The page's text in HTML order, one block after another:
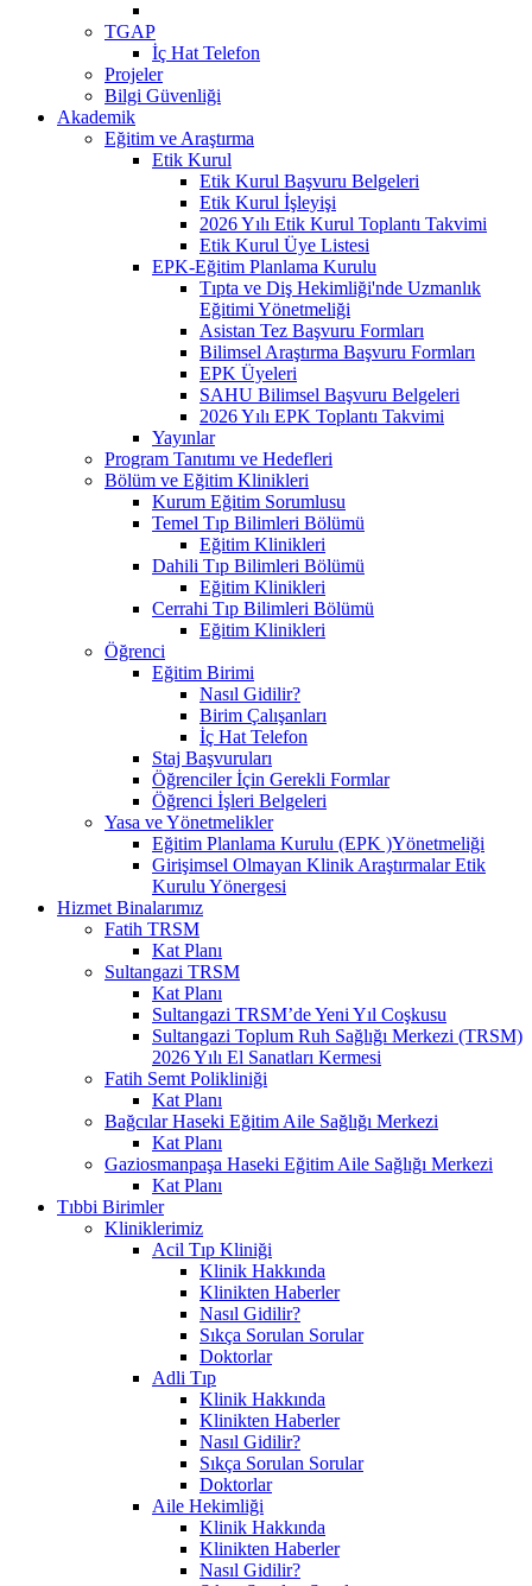
TGAP
İç Hat Telefon
Projeler
Bilgi Güvenliği
Akademik
Eğitim ve Araştırma
Etik Kurul
Etik Kurul Başvuru Belgeleri
Etik Kurul İşleyişi
2026 Yılı Etik Kurul Toplantı Takvimi
Etik Kurul Üye Listesi
EPK-Eğitim Planlama Kurulu
Tıpta ve Diş Hekimliği'nde Uzmanlık
Eğitimi Yönetmeliği
Asistan Tez Başvuru Formları
Bilimsel Araştırma Başvuru Formları
EPK Üyeleri
SAHU Bilimsel Başvuru Belgeleri
2026 Yılı EPK Toplantı Takvimi
Yayınlar
Program Tanıtımı ve Hedefleri
Bölüm ve Eğitim Klinikleri
Kurum Eğitim Sorumlusu
Temel Tıp Bilimleri Bölümü
Eğitim Klinikleri
Dahili Tıp Bilimleri Bölümü
Eğitim Klinikleri
Cerrahi Tıp Bilimleri Bölümü
Eğitim Klinikleri
Öğrenci
Eğitim Birimi
Nasıl Gidilir?
Birim Çalışanları
İç Hat Telefon
Staj Başvuruları
Öğrenciler İçin Gerekli Formlar
Öğrenci İşleri Belgeleri
Yasa ve Yönetmelikler
Eğitim Planlama Kurulu (EPK )Yönetmeliği
Girişimsel Olmayan Klinik Araştırmalar Etik
Kurulu Yönergesi
Hizmet Binalarımız
Fatih TRSM
Kat Planı
Sultangazi TRSM
Kat Planı
Sultangazi TRSM’de Yeni Yıl Coşkusu
Sultangazi Toplum Ruh Sağlığı Merkezi (TRSM)
2026 Yılı El Sanatları Kermesi
Fatih Semt Polikliniği
Kat Planı
Bağcılar Haseki Eğitim Aile Sağlığı Merkezi
Kat Planı
Gaziosmanpaşa Haseki Eğitim Aile Sağlığı Merkezi
Kat Planı
Tıbbi Birimler
Kliniklerimiz
Acil Tıp Kliniği
Klinik Hakkında
Klinikten Haberler
Nasıl Gidilir?
Sıkça Sorulan Sorular
Doktorlar
Adli Tıp
Klinik Hakkında
Klinikten Haberler
Nasıl Gidilir?
Sıkça Sorulan Sorular
Doktorlar
Aile Hekimliği
Klinik Hakkında
Klinikten Haberler
Nasıl Gidilir?